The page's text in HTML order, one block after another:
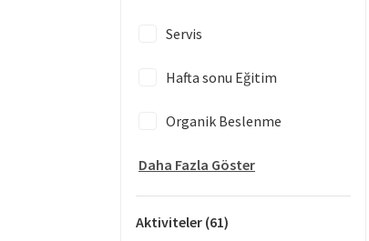
Servis
Hafta sonu Eğitim
Organik Beslenme
Daha Fazla Göster
Aktiviteler (61)